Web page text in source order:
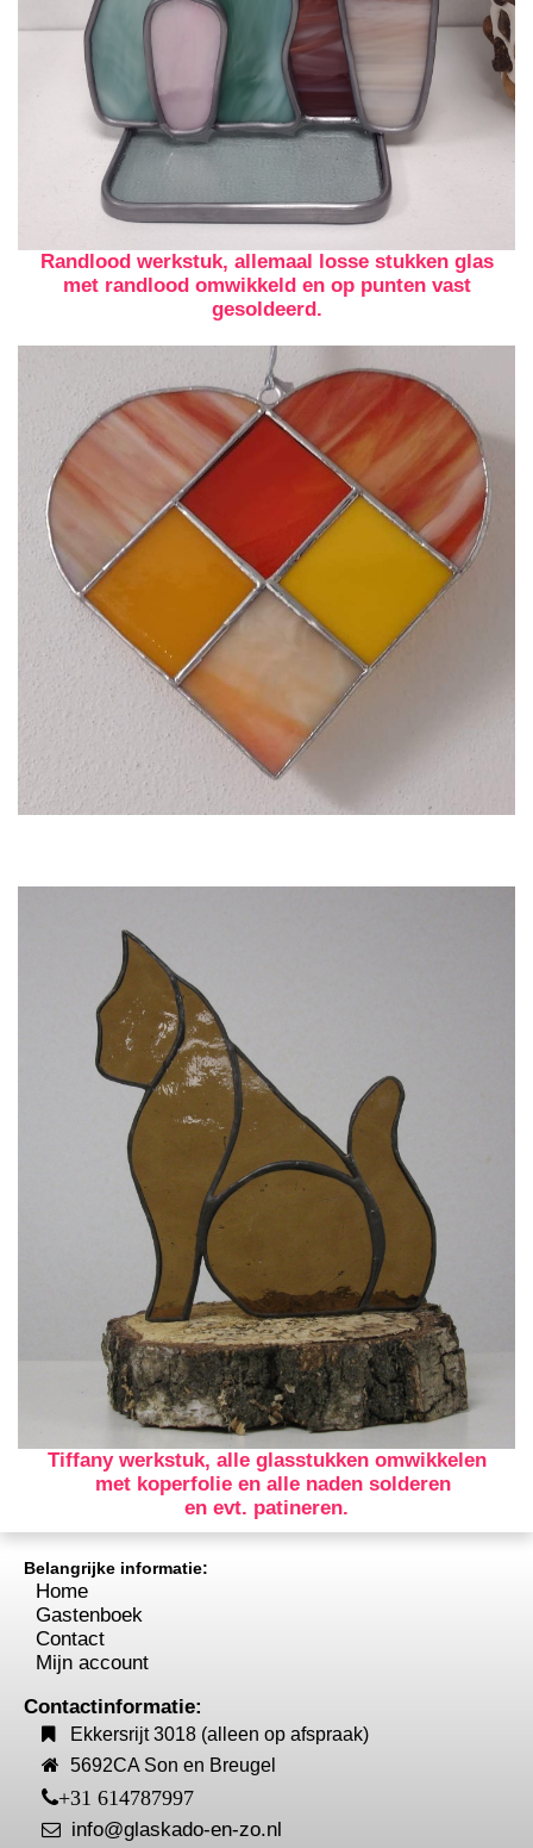
Randlood werkstuk, allemaal losse stukken glas
met randlood omwikkeld en op punten vast
gesoldeerd.
Tiffany werkstuk, alle glasstukken omwikkelen
met koperfolie en alle naden solderen
en evt. patineren.
Belangrijke informatie:
Home
Gastenboek
Contact
Mijn account
Contactinformatie:
Ekkersrijt 3018 (alleen op afspraak)
5692CA Son en Breugel
+31 614787997
info@glaskado-en-zo.nl